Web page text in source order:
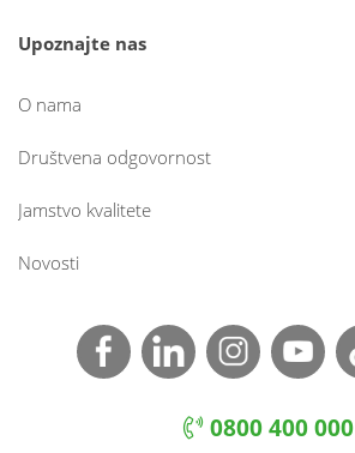
Upoznajte nas
O nama
Društvena odgovornost
Jamstvo kvalitete
Novosti
0800 400 000